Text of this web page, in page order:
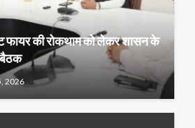
फायर की रोकथाम को लेकर शासन के
बैठक
2026